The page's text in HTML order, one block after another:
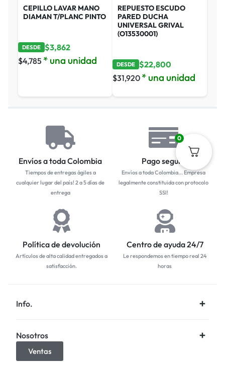
CEPILLO LAVAR MANO
DIAMAN T/PLANC PINTO
DESDE $3,862
$4,785 * una unidad
REPUESTO ESCUDO
PARED DUCHA
UNIVERSAL GRIVAL
(O13530001)
DESDE $22,800
$31,920 * una unidad
Envíos a toda Colombia
Tiempos de entregas ágiles a
cualquier lugar del país! 2 a 5 días de
entrega
Pago seguro
Envíos a toda Colombia... Empresa
legalmente constituida con protocolo
SSl!
Política de devolución
Artículos de alta calidad entregados a
satisfacción.
Centro de ayuda 24/7
Le respondemos en tiempo real 24
horas
Info.
Nosotros
Ventas
0